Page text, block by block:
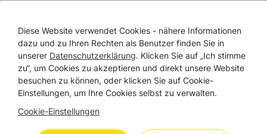
KONTAKT
Unabhängig von Ihrem Standort in der Schweiz –
wir sind für Sie da. Nutzen Sie einfach das
Formular weiter unten, um uns Ihr Anliegen
mitzuteilen. Wir melden uns zeitnah bei Ihnen
Diese Website verwendet Cookies - nähere Informationen
dazu und zu Ihren Rechten als Benutzer finden Sie in
unserer Datenschutzerklärung. Klicken Sie auf „Ich stimme
zu“, um Cookies zu akzeptieren und direkt unsere Website
besuchen zu können, oder klicken Sie auf Cookie-
Einstellungen, um Ihre Cookies selbst zu verwalten.
Cookie-Einstellungen